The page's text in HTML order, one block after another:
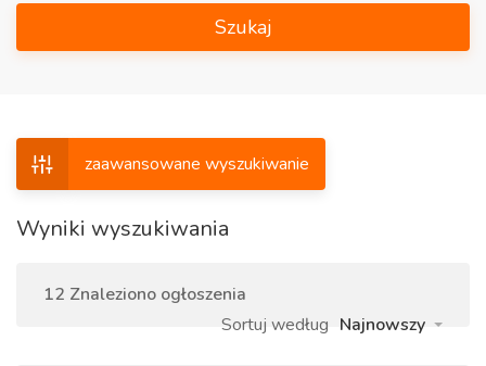
Szukaj
zaawansowane wyszukiwanie
Wyniki wyszukiwania
12 Znaleziono ogłoszenia
Sortuj według Najnowszy